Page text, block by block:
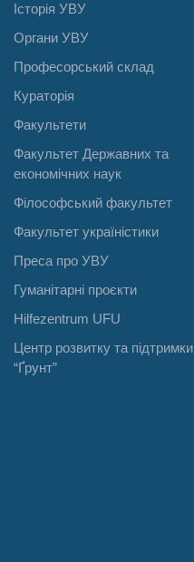
Історія УВУ
Органи УВУ
Професорський склад
Кураторія
Факультети
Факультет Державних та
економічних наук
Філософський факультет
Факультет україністики
Преса про УВУ
Гуманітарні проєкти
Hilfezentrum UFU
Центр розвитку та підтримки
“Ґрунт”